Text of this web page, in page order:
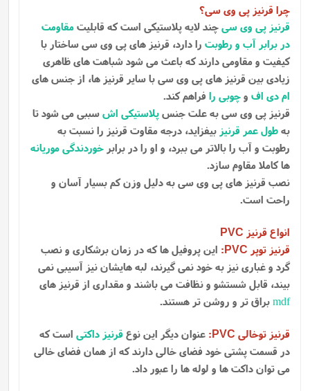
چرا قرنیز پی وی سی؟
قرنیز پی وی سیچند لایه پلاستیکی است که قابلیتمقاومت
در برابر آب و رطوبت را دارد، قرنیز های پی وی سی ساختار با
کیفیت و مقاومی دارند که باعث می شود شباهت های ظاهری
زیادی بین قرنیز های پی وی سی با سایر قرنیز ها، از جنس های
ام دی اف وچوبی را فراهم کند.
قرنیز پی وی سی به علت جنسپلاستیکی اشسببی می شود تا
بهطول عمر قرنیز بیفزاید، درجه مقاوت قرنیز را نسبت به
رطوبت و آب را بالاتر می ببرد، و او را در برابر خوردندگی موریانه
ها کاملا مقاوم سازد.
نصب قرنیز های پی وی سی به دلیل وزن کم بسیار آسان و
راحت است.
انواع قرنیز PVC
قرنیز توپر PVC
: این پروفیل ها که در زمان برشکاری و نصب
گرد و غباری نیز به خود نمی گیرند، لبه هایشان نیز آسیبی نمی
بیند، قابل شستشو و نظافت می باشند و مقداری از قرنیز های
mdfبراق تر و روشن تر هستند.
قرنیز توخالی PVC
: عنوان دیگر این نوعقرنیز داکتی است که
در قسمت پشتی خود فضای خالی دارند که از همان فضای خالی
می توان داکت ها و لوله ها را عبور داد.